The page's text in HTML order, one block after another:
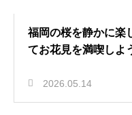
福岡の桜を静かに楽
てお花見を満喫しよ
2026.05.14